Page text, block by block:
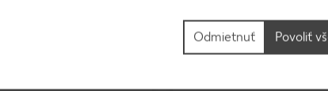
Odmietnuť Povoliť